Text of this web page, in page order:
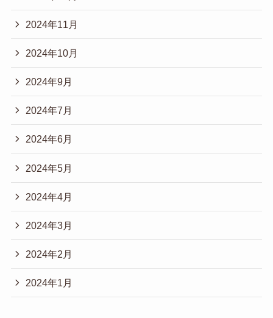
2024年11月
2024年10月
2024年9月
2024年7月
2024年6月
2024年5月
2024年4月
2024年3月
2024年2月
2024年1月